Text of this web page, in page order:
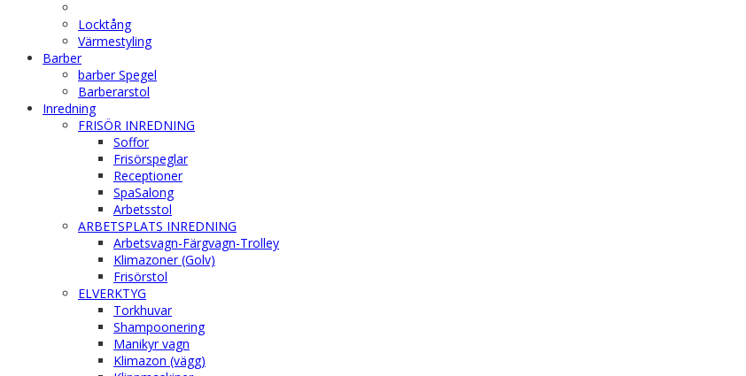
Locktång
Värmestyling
Barber
barber Spegel
Barberarstol
Inredning
FRISÖR INREDNING
Soffor
Frisörspeglar
Receptioner
SpaSalong
Arbetsstol
ARBETSPLATS INREDNING
Arbetsvagn-Färgvagn-Trolley
Klimazoner (Golv)
Frisörstol
ELVERKTYG
Torkhuvar
Shampoonering
Manikyr vagn
Klimazon (vägg)